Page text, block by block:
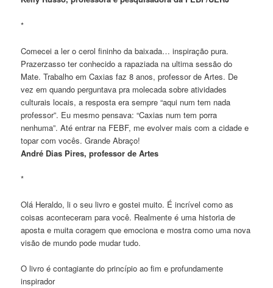
*
Comecei a ler o cerol fininho da baixada… inspiração pura.
Prazerzasso ter conhecido a rapaziada na ultima sessão do
Mate. Trabalho em Caxias faz 8 anos, professor de Artes. De
vez em quando perguntava pra molecada sobre atividades
culturais locais, a resposta era sempre “aqui num tem nada
professor”. Eu mesmo pensava: “Caxias num tem porra
nenhuma”. Até entrar na FEBF, me evolver mais com a cidade e
topar com vocês. Grande Abraço!
André Dias Pires, professor de Artes
*
Olá Heraldo, li o seu livro e gostei muito. É incrível como as
coisas aconteceram para você. Realmente é uma historia de
aposta e muita coragem que emociona e mostra como uma nova
visão de mundo pode mudar tudo.
O livro é contagiante do princípio ao fim e profundamente
inspirador